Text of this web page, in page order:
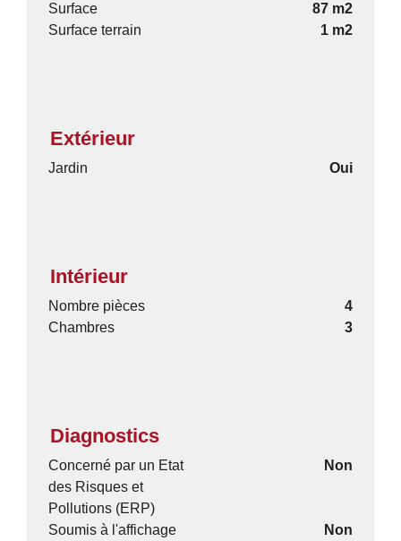
Surface
87 m2
Surface terrain
1 m2
Extérieur
Jardin Oui
Intérieur
Nombre pièces
4
Chambres
3
Diagnostics
Concerné par un Etat
des Risques et
Pollutions (ERP)
Non
Soumis à l'affichage Non